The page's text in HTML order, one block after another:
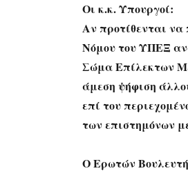
Οι κ.κ. Υπουργοί:
Αν προτίθενται να
Νόμου του ΥΠΕΞ
Σώμα Επίλεκτων
άμεση ψήφιση
επί του
των επιστημόνων
Ο Ερωτών